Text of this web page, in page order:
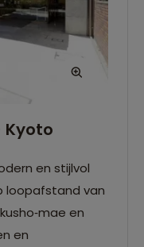
Kyoto
en stijlvol
loopafstand van
en
en